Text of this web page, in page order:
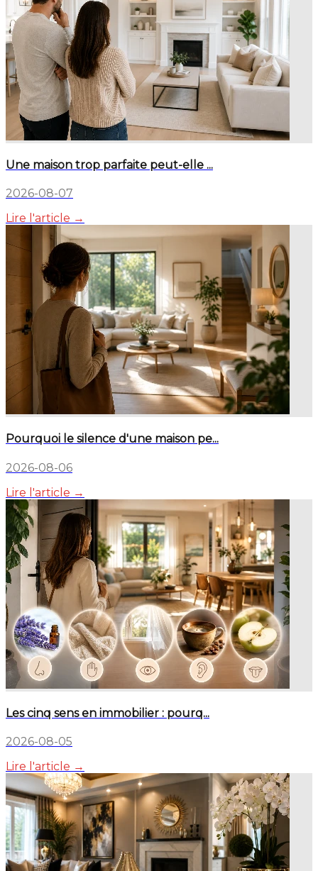
Une maison trop parfaite peut-elle ...
2026-08-07
Lire l'article →
Pourquoi le silence d'une maison pe...
2026-08-06
Lire l'article →
Les cinq sens en immobilier : pourq...
2026-08-05
Lire l'article →